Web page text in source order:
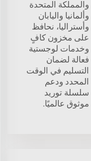
والمملكة المتحدة
وألمانيا واليابان
وأستراليا، نحافظ
على مخزون كافٍ
وخدمات لوجستية
فعالة لضمان
التسليم في الوقت
المحدد ودعم
سلسلة توريد
موثوق عالميًا.